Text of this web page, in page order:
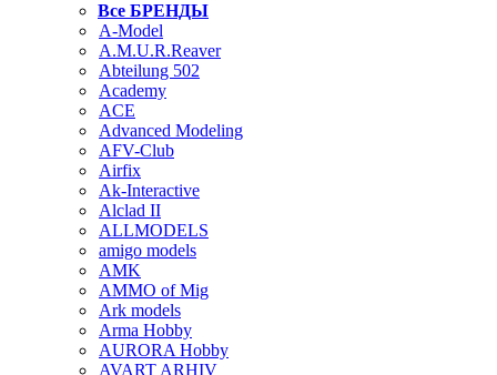
Все БРЕНДЫ
A-Model
A.M.U.R.Reaver
Abteilung 502
Academy
ACE
Advanced Modeling
AFV-Club
Airfix
Ak-Interactive
Alclad II
ALLMODELS
amigo models
AMK
AMMO of Mig
Ark models
Arma Hobby
AURORA Hobby
AVART ARHIV